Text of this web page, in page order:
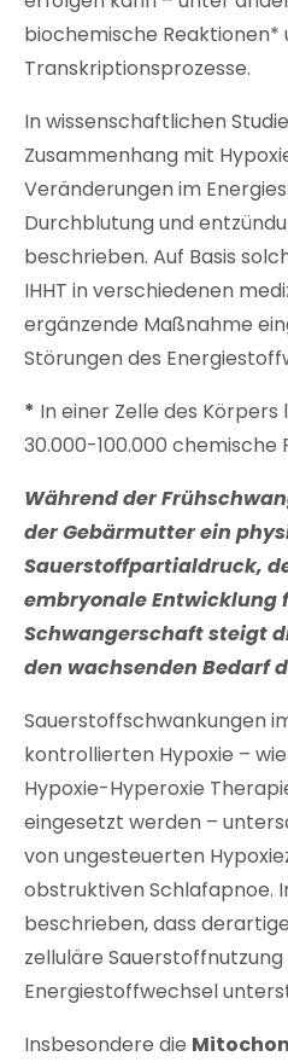
biochemische Reaktionen*
Transkriptionsprozesse.
In wissenschaftlichen
Zusammenhang mit
Veränderungen im
Durchblutung und
beschrieben. Auf Basis
IHHT in verschiedenen
ergänzende Maßnahme
Störungen des
* In einer Zelle des
30.000-100.000 chemische
Während der
der Gebärmutter ein
Sauerstoffpartialdruck,
embryonale Entwicklung
Schwangerschaft steigt
den wachsenden Bedarf
Sauerstoffschwankungen
kontrollierten Hypoxie –
Hypoxie-Hyperoxie
eingesetzt werden –
von ungesteuerten
obstruktiven Schlafapnoe.
beschrieben, dass
zelluläre Sauerstoffnutzung
Energiestoffwechsel
Insbesondere die